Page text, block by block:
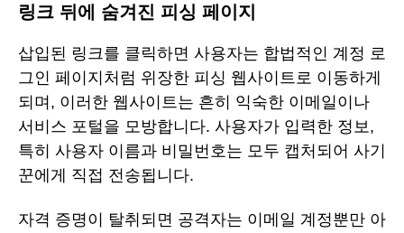
링크 뒤에 숨겨진 피싱 페이지
삽입된 링크를 클릭하면 사용자는 합법적인 계정 로
그인 페이지처럼 위장한 피싱 웹사이트로 이동하게
되며, 이러한 웹사이트는 흔히 익숙한 이메일이나
서비스 포털을 모방합니다. 사용자가 입력한 정보,
특히 사용자 이름과 비밀번호는 모두 캡처되어 사기
꾼에게 직접 전송됩니다.
자격 증명이 탈취되면 공격자는 이메일 계정뿐만 아